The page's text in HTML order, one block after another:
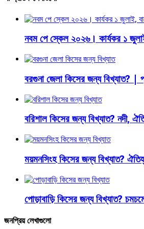
নবম পে স্কেল ২০২৬। কার্যকর ১
বরগুনা জেলা কিসের জন্য বিখ্যাত? |
বরিশাল কিসের জন্য বিখ্যাত? নদী,
ময়মনসিংহ কিসের জন্য বিখ্যাত?
পোড়াবাড়ি কিসের জন্য বিখ্যাত?
জনপ্রিয় লেখাগুলো